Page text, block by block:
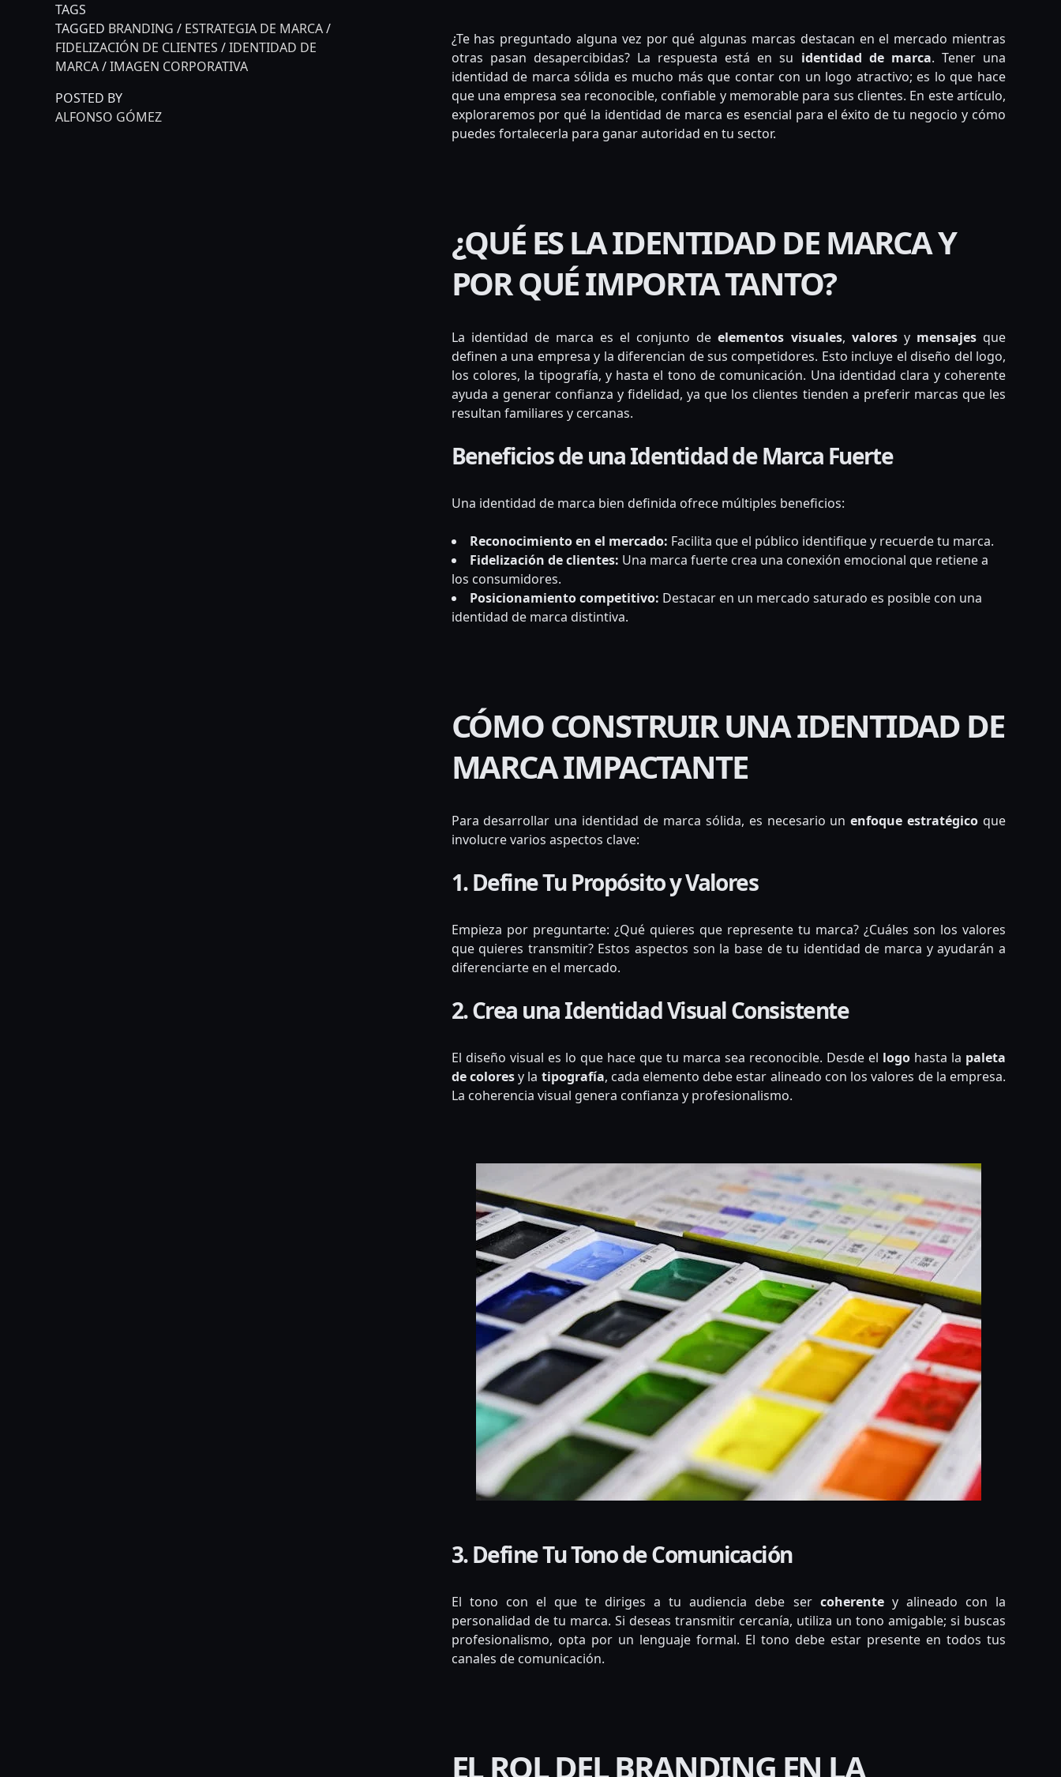
TAGS
TAGGED BRANDING / ESTRATEGIA DE MARCA/
FIDELIZACIÓN DE CLIENTES /IDENTIDAD DE
MARCA/IMAGEN CORPORATIVA
POSTED BY
ALFONSO GÓMEZ
¿Te has preguntado alguna vez por qué algunas marcas destacan en el mercado mientras
otras pasan desapercibidas? La respuesta está en su identidad de marca. Tener una
identidad de marca sólida es mucho más que contar con un logo atractivo; es lo que hace
que una empresa sea reconocible, confiable y memorable para sus clientes. En este artículo,
exploraremos por qué la identidad de marca es esencial para el éxito de tu negocio y cómo
puedes fortalecerla para ganar autoridad en tu sector.
¿QUÉ ES LA IDENTIDAD DE MARCA Y
POR QUÉ IMPORTA TANTO?
La identidad de marca es el conjunto deelementos visuales, valoresy mensajesque
definen a una empresa y la diferencian de sus competidores. Esto incluye el diseño del logo,
los colores, la tipografía, y hasta el tono de comunicación. Una identidad clara y coherente
ayuda a generar confianza y fidelidad, ya que los clientes tienden a preferir marcas que les
resultan familiares y cercanas.
Beneficios de una Identidad de Marca Fuerte
Una identidad de marca bien definida ofrece múltiples beneficios:
Reconocimiento en el mercado: Facilita que el público identifique y recuerde tu marca.
Fidelización de clientes: Una marca fuerte crea una conexión emocional que retiene a
los consumidores.
Posicionamiento competitivo: Destacar en un mercado saturado es posible con una
identidad de marca distintiva.
CÓMO CONSTRUIR UNA IDENTIDAD DE
MARCA IMPACTANTE
Para desarrollar una identidad de marca sólida, es necesario unenfoque estratégico que
involucre varios aspectos clave:
1. Define Tu Propósito y Valores
Empieza por preguntarte: ¿Qué quieres que represente tu marca? ¿Cuáles son los valores
que quieres transmitir? Estos aspectos son la base de tu identidad de marca y ayudarán a
diferenciarte en el mercado.
2. Crea una Identidad Visual Consistente
El diseño visual es lo que hace que tu marca sea reconocible. Desde el logohasta la paleta
de coloresy la tipografía, cada elemento debe estar alineado con los valores de la empresa.
La coherencia visual genera confianza y profesionalismo.
3. Define Tu Tono de Comunicación
El tono con el que te diriges a tu audiencia debe ser coherentey alineado con la
personalidad de tu marca. Si deseas transmitir cercanía, utiliza un tono amigable; si buscas
profesionalismo, opta por un lenguaje formal. El tono debe estar presente en todos tus
canales de comunicación.
EL ROL DEL BRANDING EN LA